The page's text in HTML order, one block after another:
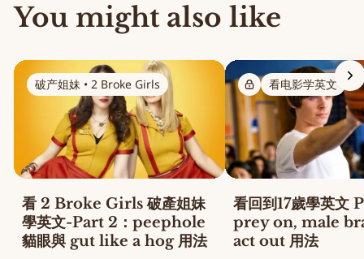
You might also like
破产姐妹 • 2 Broke Girls
看 2 Broke Girls 破產姐妹
學英文-Part 2：peephole
貓眼與 gut like a hog 用法
看电影学英文
看回到17歲學英文
prey on, male
act out 用法